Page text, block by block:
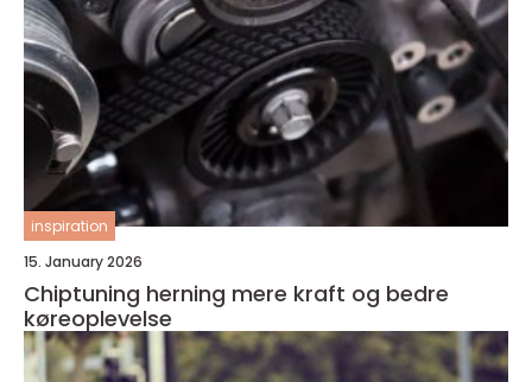
inspiration
15. January 2026
Chiptuning herning mere kraft og bedre
køreoplevelse